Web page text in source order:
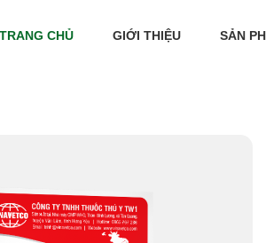
TRANG CHỦ GIỚI THIỆU SẢN